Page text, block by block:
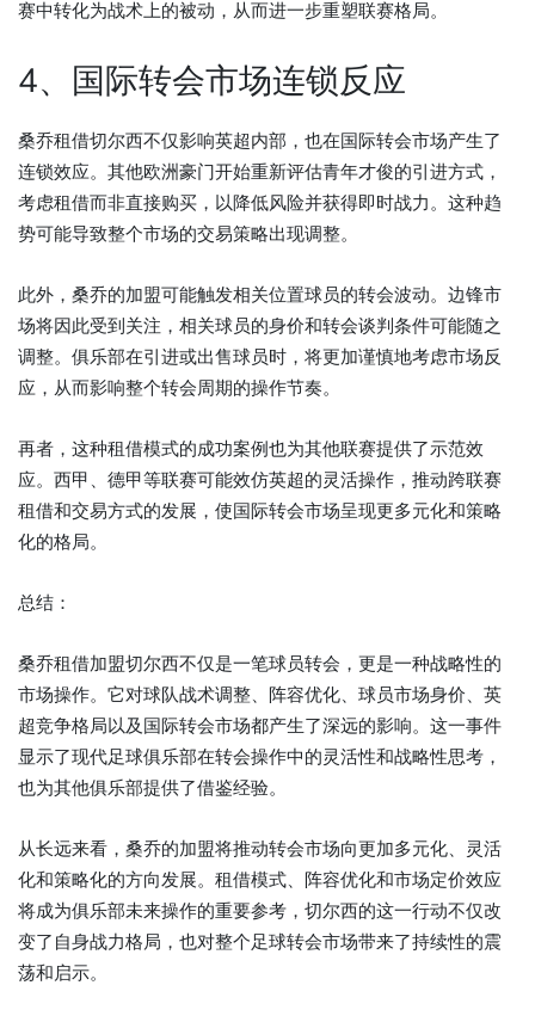
赛中转化为战术上的被动，从而进一步重塑联赛格局。
4、国际转会市场连锁反应
桑乔租借切尔西不仅影响英超内部，也在国际转会市场产生了
连锁效应。其他欧洲豪门开始重新评估青年才俊的引进方式，
考虑租借而非直接购买，以降低风险并获得即时战力。这种趋
势可能导致整个市场的交易策略出现调整。
此外，桑乔的加盟可能触发相关位置球员的转会波动。边锋市
场将因此受到关注，相关球员的身价和转会谈判条件可能随之
调整。俱乐部在引进或出售球员时，将更加谨慎地考虑市场反
应，从而影响整个转会周期的操作节奏。
再者，这种租借模式的成功案例也为其他联赛提供了示范效
应。西甲、德甲等联赛可能效仿英超的灵活操作，推动跨联赛
租借和交易方式的发展，使国际转会市场呈现更多元化和策略
化的格局。
总结：
桑乔租借加盟切尔西不仅是一笔球员转会，更是一种战略性的
市场操作。它对球队战术调整、阵容优化、球员市场身价、英
超竞争格局以及国际转会市场都产生了深远的影响。这一事件
显示了现代足球俱乐部在转会操作中的灵活性和战略性思考，
也为其他俱乐部提供了借鉴经验。
从长远来看，桑乔的加盟将推动转会市场向更加多元化、灵活
化和策略化的方向发展。租借模式、阵容优化和市场定价效应
将成为俱乐部未来操作的重要参考，切尔西的这一行动不仅改
变了自身战力格局，也对整个足球转会市场带来了持续性的震
荡和启示。